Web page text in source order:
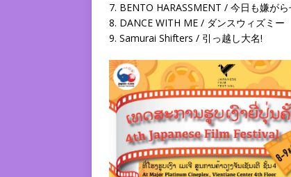
7. BENTO HARASSMENT / 今日も嫌がら
8. DANCE WITH ME / ダンスウィズミー
9. Samurai Shifters / 引っ越し大名!